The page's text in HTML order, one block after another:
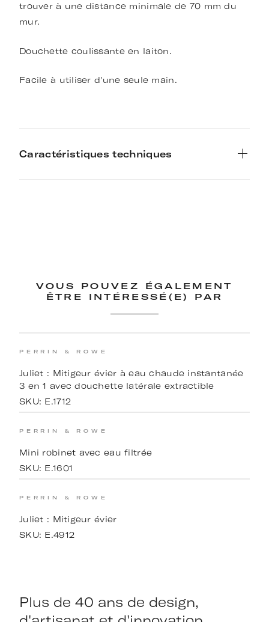
trouver à une distance minimale de 70 mm du
mur.
Douchette coulissante en laiton.
Facile à utiliser d'une seule main.
Caractéristiques techniques
VOUS POUVEZ ÉGALEMENT
ÊTRE INTÉRESSÉ(E) PAR
PERRIN & ROWE
Juliet : Mitigeur évier à eau chaude instantanée
3 en 1 avec douchette latérale extractible
SKU: E.1712
PERRIN & ROWE
Mini robinet avec eau filtrée
SKU: E.1601
PERRIN & ROWE
Juliet : Mitigeur évier
SKU: E.4912
Plus de 40 ans de design,